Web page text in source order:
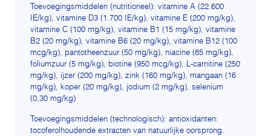
Toevoegingsmiddelen (nutritioneel): vitamine A (22.600
IE/kg), vitamine D3 (1.700 IE/kg), vitamine E (200 mg/kg),
vitamine C (100 mg/kg), vitamine B1 (15 mg/kg), vitamine
B2 (20 mg/kg), vitamine B6 (20 mg/kg), vitamine B12 (100
mcg/kg), pantotheenzuur (50 mg/kg), niacine (85 mg/kg),
foliumzuur (5 mg/kg), biotine (950 mcg/kg), L-carnitine (250
mg/kg), ijzer (200 mg/kg), zink (160 mg/kg), mangaan (16
mg/kg), koper (20 mg/kg), jodium (2 mg/kg), selenium
(0,30 mg/kg)
Toevoegingsmiddelen (technologisch): antioxidanten:
tocoferolhoudende extracten van natuurlijke oorsprong.